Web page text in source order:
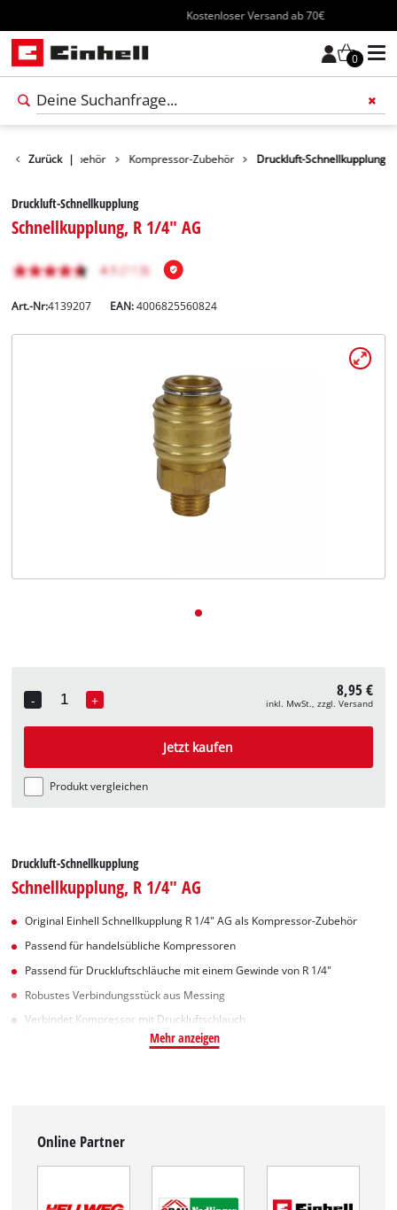
Kostenloser Versand ab 70€
0
Zurück |
Werkzeug-Zubehör Kompressor-Zubehör Druckluft-Schnellkupplung
Druckluft-Schnellkupplung
Schnellkupplung, R 1/4" AG
Art.-Nr:4139207 EAN:4006825560824
-
Quantity
+ 8,95 €
inkl. MwSt., zzgl. Versand
Jetzt kaufen
Produkt vergleichen
Druckluft-Schnellkupplung
Schnellkupplung, R 1/4" AG
Original Einhell Schnellkupplung R 1/4" AG als Kompressor-Zubehör
Passend für handelsübliche Kompressoren
Passend für Druckluftschläuche mit einem Gewinde von R 1/4"
Robustes Verbindungsstück aus Messing
Verbindet Kompressor mit Druckluftschlauch
Mehr anzeigen
Online Partner